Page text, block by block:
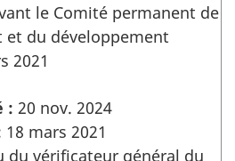
le Comité permanent de
et du développement
2021
: 20 nov. 2024
18 mars 2021
du vérificateur général du